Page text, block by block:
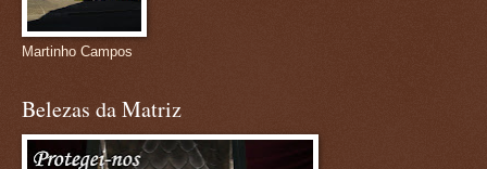
Martinho Campos
Belezas da Matriz